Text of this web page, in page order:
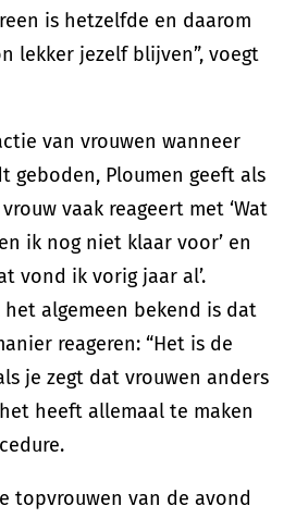
is hetzelfde en daarom
lekker jezelf blijven”, voegt
van vrouwen wanneer
geboden, Ploumen geeft als
vaak reageert met ‘Wat
ik nog niet klaar voor’ en
vond ik vorig jaar al’.
algemeen bekend is dat
reageren: “Het is de
je zegt dat vrouwen anders
heeft allemaal te maken
topvrouwen van de avond